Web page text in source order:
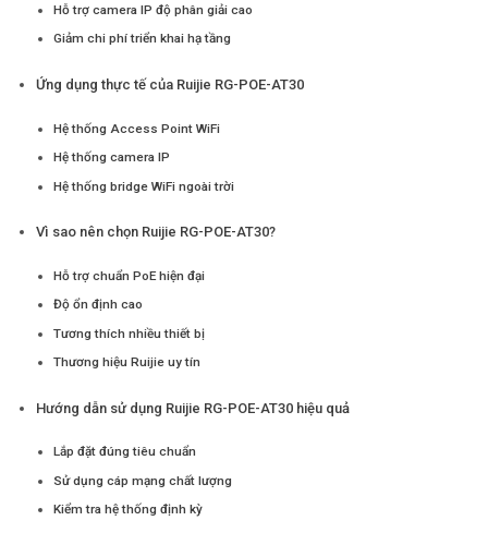
Hỗ trợ camera IP độ phân giải cao
Giảm chi phí triển khai hạ tầng
Ứng dụng thực tế của Ruijie RG-POE-AT30
Hệ thống Access Point WiFi
Hệ thống camera IP
Hệ thống bridge WiFi ngoài trời
Vì sao nên chọn Ruijie RG-POE-AT30?
Hỗ trợ chuẩn PoE hiện đại
Độ ổn định cao
Tương thích nhiều thiết bị
Thương hiệu Ruijie uy tín
Hướng dẫn sử dụng Ruijie RG-POE-AT30 hiệu quả
Lắp đặt đúng tiêu chuẩn
Sử dụng cáp mạng chất lượng
Kiểm tra hệ thống định kỳ